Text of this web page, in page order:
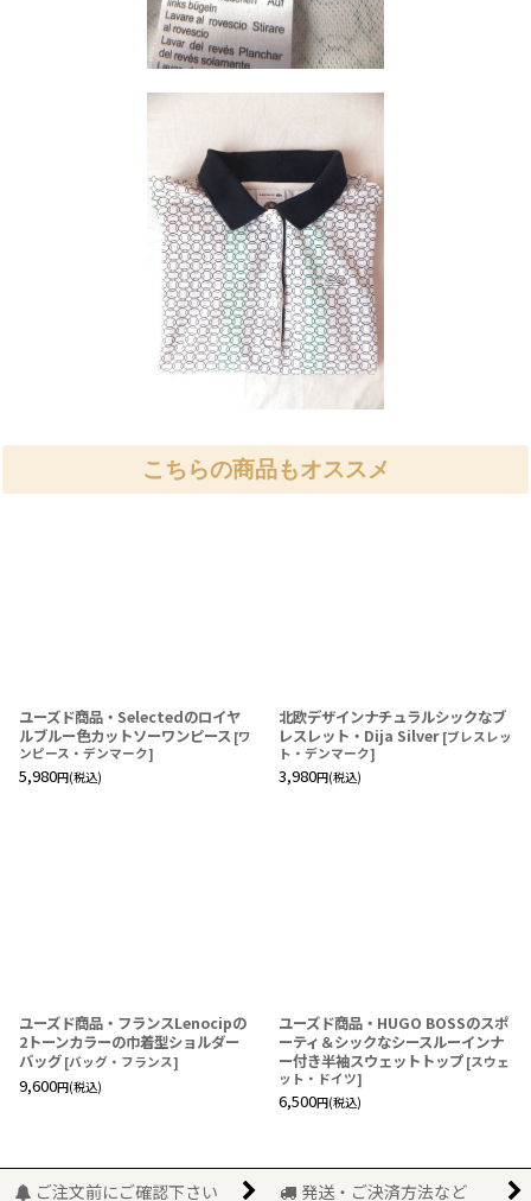
こちらの商品もオススメ
ユーズド商品・Selectedのロイヤ
ルブルー色カットソーワンピース [ワ
ンピース・デンマーク]
5,980円(税込)
北欧デザインナチュラルシックなブ
レスレット・Dija Silver [ブレスレッ
ト・デンマーク]
3,980円(税込)
ユーズド商品・フランスLenocipの
2トーンカラーの巾着型ショルダー
バッグ [バッグ・フランス]
9,600円(税込)
ユーズド商品・HUGO BOSSのスポ
ーティ＆シックなシースルーインナ
ー付き半袖スウェットトップ [スウェ
ット・ドイツ]
6,500円(税込)
ご注文前にご確認下さい 発送・ご決済方法など